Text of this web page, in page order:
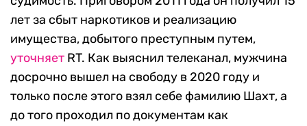
лет за сбыт наркотиков и реализацию
имущества, добытого преступным путем,
уточняет RT. Как выяснил телеканал, мужчина
досрочно вышел на свободу в 2020 году и
только после этого взял себе фамилию Шахт, а
до того проходил по документам как